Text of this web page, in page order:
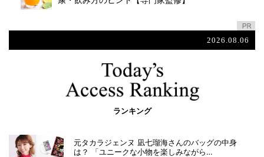
2026.08.06
ランキング
元タカラジェンヌ 凪七瑠海さんのバッグの中身
は？ 「ユニークな小物を楽しみながら…